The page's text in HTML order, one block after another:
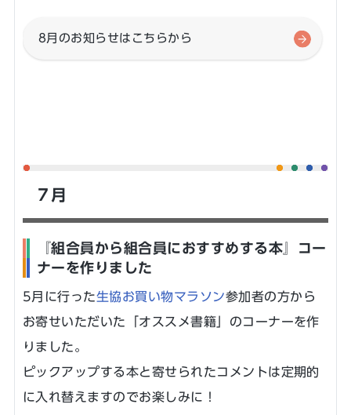
8月のお知らせはこちらから
７月
『組合員から組合員におすすめする本』コー
ナーを作りました
5月に行った生協お買い物マラソン参加者の方から
お寄せいただいた「オススメ書籍」のコーナーを作
りました。
ピックアップする本と寄せられたコメントは定期的
に入れ替えますのでお楽しみに！